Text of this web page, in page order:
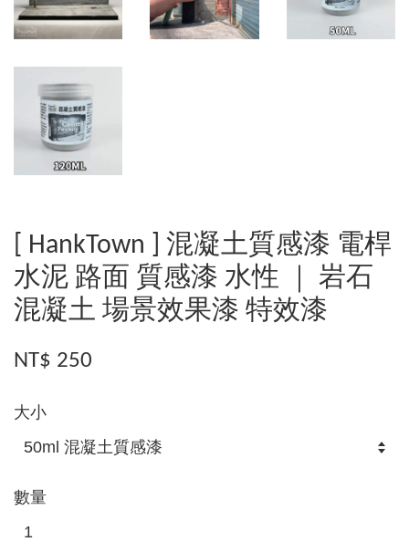
[ HankTown ] 混凝土質感漆 電桿
水泥 路面 質感漆 水性 ｜ 岩石
混凝土 場景效果漆 特效漆
NT$ 250
大小
數量